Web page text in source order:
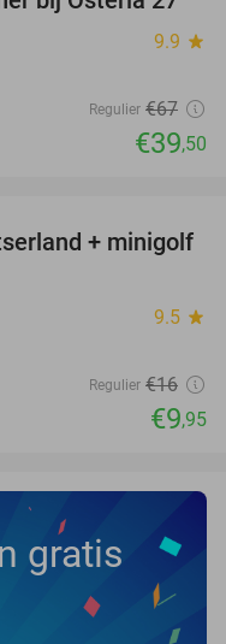
41%
9.9 star
Regulier €67
€39,50
38%
+ minigolf
9.5 star
Regulier €16
€9,95
gratis